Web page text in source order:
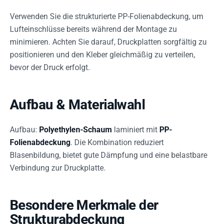
Verwenden Sie die strukturierte PP-Folienabdeckung, um
Lufteinschlüsse bereits während der Montage zu
minimieren. Achten Sie darauf, Druckplatten sorgfältig zu
positionieren und den Kleber gleichmäßig zu verteilen,
bevor der Druck erfolgt.
Aufbau & Materialwahl
Aufbau: Polyethylen-Schaum laminiert mit PP-
Folienabdeckung. Die Kombination reduziert
Blasenbildung, bietet gute Dämpfung und eine belastbare
Verbindung zur Druckplatte.
Besondere Merkmale der
Strukturabdeckung